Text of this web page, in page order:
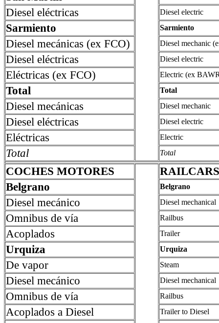
Diesel eléctricas Diesel electric
Sarmiento Sarmiento
Diesel mecánicas (ex FCO) Diesel mechanic
Diesel eléctricas Diesel electric
Eléctricas (ex FCO) Electric (ex
Total Total
Diesel mecánicas Diesel mechanic
Diesel eléctricas Diesel electric
Eléctricas Electric
Total Total
COCHES MOTORES
RAILCARS
Belgrano
Belgrano
Diesel mecánico Diesel mechanical
Omnibus de vía Railbus
Acoplados Trailer
Urquiza Urquiza
De vapor Steam
Diesel mecánico Diesel mechanical
Omnibus de vía Railbus
Acoplados a Diesel Trailer to Diesel